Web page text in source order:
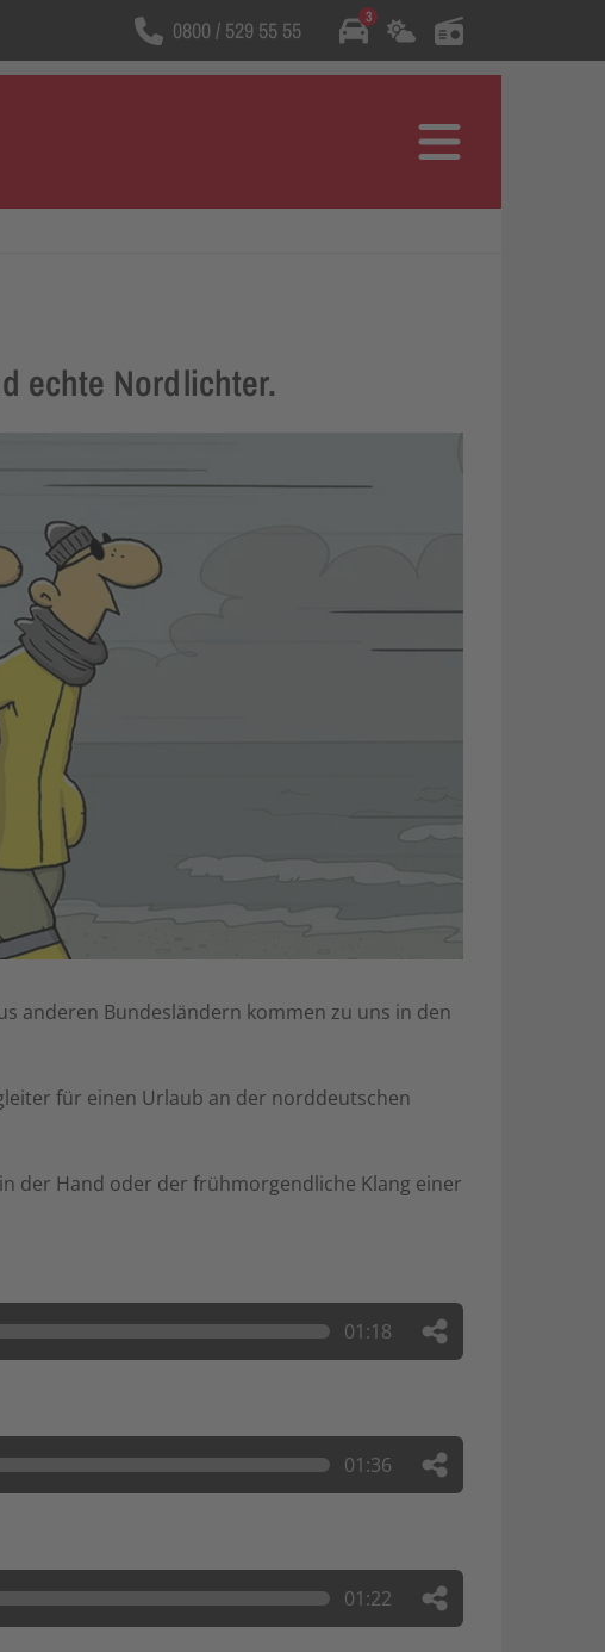
Wählt die Rufnummer
0800 / 529 55 55 3
Menü
echte Nordlichter.
anderen Bundesländern kommen zu uns in den
für einen Urlaub an der norddeutschen
der Hand oder der frühmorgendliche Klang einer
01:18
01:36
01:22